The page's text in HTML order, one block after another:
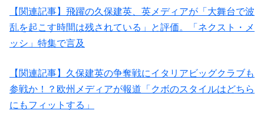
【関連記事】飛躍の久保建英、英メディアが「大舞台で波
乱を起こす時間は残されている」と評価。「ネクスト・メ
ッシ」特集で言及
【関連記事】久保建英の争奪戦にイタリアビッグクラブも
参戦か！？欧州メディアが報道「クボのスタイルはどちら
にもフィットする」